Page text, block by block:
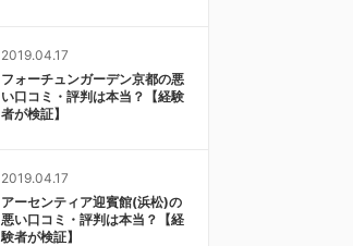
2019.04.17
フォーチュンガーデン京都の悪
い口コミ・評判は本当？【経験
者が検証】
2019.04.17
アーセンティア迎賓館(浜松)の
悪い口コミ・評判は本当？【経
験者が検証】